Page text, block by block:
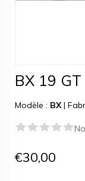
BX 19
Modèle : BX |
€30,00